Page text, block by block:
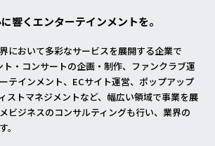
響くエンターテインメントを。
において多彩なサービスを展開する企業で
ト・コンサートの企画・制作、ファンクラブ運
テインメント、ECサイト運営、ポップアップ
ストマネジメントなど、幅広い領域で事業を展
ビジネスのコンサルティングも行い、業界の